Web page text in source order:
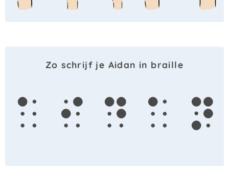
Zo schrijf je Aidan in braille
a i d a n